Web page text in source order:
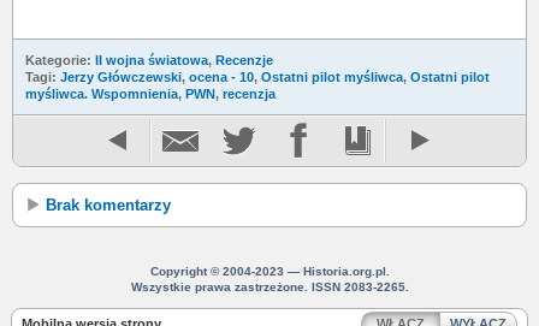
Kategorie: II wojna światowa, Recenzje
Tagi: Jerzy Główczewski, ocena - 10, Ostatni pilot myśliwca, Ostatni pilot
myśliwca. Wspomnienia, PWN, recenzja
Brak komentarzy
Copyright © 2004-2023 — Historia.org.pl.
Wszystkie prawa zastrzeżone. ISSN 2083-2265.